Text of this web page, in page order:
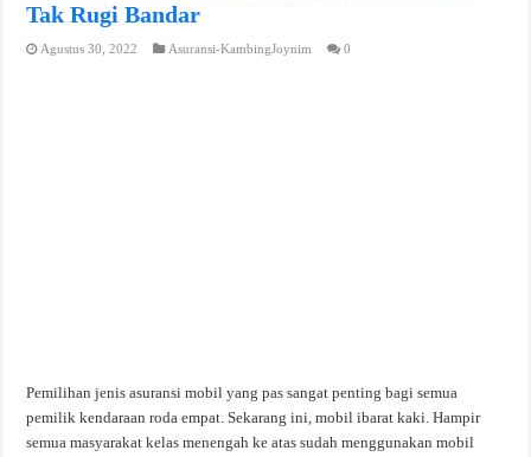
Tak Rugi Bandar
Agustus 30, 2022 Asuransi-KambingJoynim 0
Pemilihan jenis asuransi mobil yang pas sangat penting bagi semua
pemilik kendaraan roda empat. Sekarang ini, mobil ibarat kaki. Hampir
semua masyarakat kelas menengah ke atas sudah menggunakan mobil